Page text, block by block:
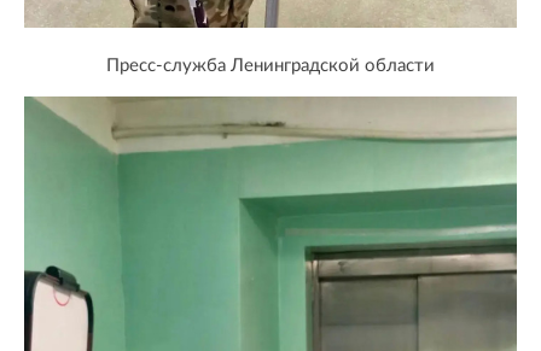
Пресс-служба Ленинградской области